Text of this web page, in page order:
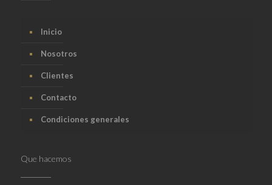
Inicio
Nosotros
Clientes
Contacto
Condiciones generales
Que hacemos